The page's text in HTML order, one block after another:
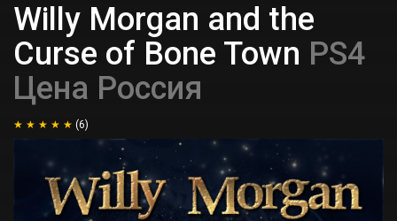
Willy Morgan and the
Curse of Bone Town PS4
Цена Россия
(6)